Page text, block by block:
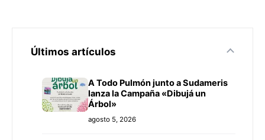
Últimos artículos
A Todo Pulmón junto a Sudameris
lanza la Campaña «Dibujá un
Árbol»
agosto 5, 2026